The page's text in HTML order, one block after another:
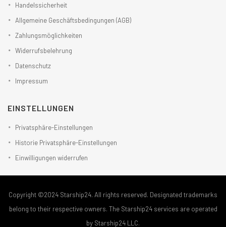
Handelssicherheit
Allgemeine Geschäftsbedingungen (AGB)
Zahlungsmöglichkeiten
Widerrufsbelehrung
Datenschutz
Impressum
EINSTELLUNGEN
Privatsphäre-Einstellungen
Historie Privatsphäre-Einstellungen
Einwilligungen widerrufen
Copyright ©2024 Starship24. All rights reserved. Designated trademarks
belong to their respective owners. The Starship24 services are operated
by Starship24 LLC.